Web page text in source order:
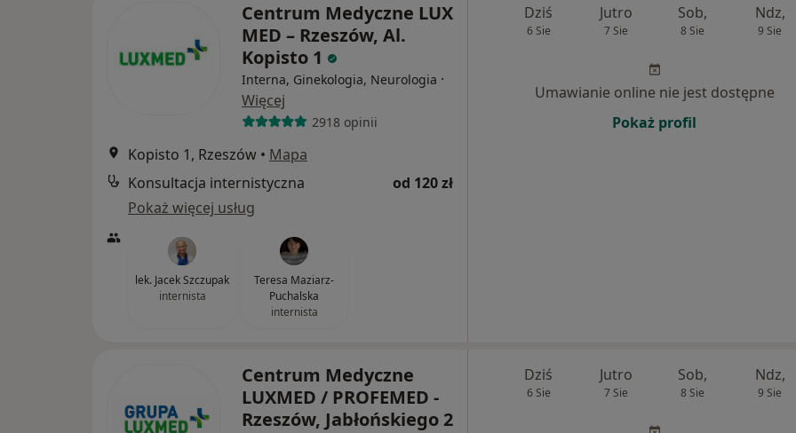
Centrum Medyczne LUX
MED – Rzeszów, Al.
Kopisto 1
Interna, Ginekologia, Neurologia ·
Więcej
2918 opinii
Kopisto 1, Rzeszów • Mapa
Konsultacja internistyczna
od 120 zł
Pokaż więcej usług
lek. Jacek Szczupak
internista
Teresa Maziarz-
Puchalska
internista
Dziś
6 Sie
Jutro
7 Sie
Sob,
8 Sie
Ndz,
9 Sie
Umawianie online nie jest dostępne
Pokaż profil
Centrum Medyczne
LUXMED / PROFEMED -
Rzeszów, Jabłońskiego 2
Dziś
6 Sie
Jutro
7 Sie
Sob,
8 Sie
Ndz,
9 Sie